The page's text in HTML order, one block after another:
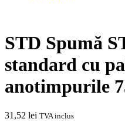
STD Spumă
standard cu
anotimpurile
31,52 lei TVA inclus